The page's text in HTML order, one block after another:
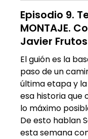
Episodio 9.
MONTAJE.
Javier
El guión es la
paso de un
última etapa y
esa historia que
lo máximo
De esto hablan
esta semana